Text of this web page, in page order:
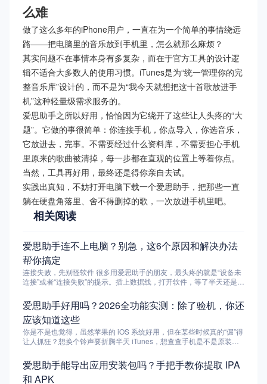
么难
做了这么多年的iPhone用户，一直在为一个简单的事情绕远
路——把电脑里的音乐放到手机里，怎么就那么麻烦？
其实问题不在事情本身有多复杂，而在于官方工具的设计逻
辑不适合大多数人的使用习惯。iTunes是为“统一管理你的完
整音乐库”设计的，而不是为“我今天就想把这十首歌放进手
机”这种轻量级需求服务的。
爱思助手之所以好用，恰恰因为它绕开了这些让人头疼的“大
题”。它做的事很简单：你连接手机，你点导入，你选音乐，
它放进去，完事。不需要经过什么资料库，不需要担心手机
里原来的歌曲被清掉，每一步都在直观的位置上等着你点。
当然，工具再好用，最终还是得你亲自去试。
实践出真知，不妨打开电脑下载一个爱思助手，把那些一直
躺在硬盘角落里、舍不得删掉的歌，一次放进手机里吧。
相关阅读
爱思助手连不上电脑？别急，这6个原因和解决办法
帮你搞定
连接失败，先别怪软件 很多用爱思助手的朋友，最头疼的就是“设备未
连接”或者“连接失败”的提示。插上数据线，打开软件，等了半天还是连
助手本身的问题。iPhone和电脑之间的连接，涉及数据线、USB口、
驱动、系统服务、手机权限等多个环节，任何一个地方出问题都可能连
不上。好消息是，这些问题基本都有办法解决。 下面这6个原因，覆盖
了95%以上的连接失败场景。你可以按顺序排查，大概率能找到问题
所在。 原因一：数据线或USB接口有问题 这听起来像是废话，但真的
是最常见的坑。 数据线的问题： 苹果的原装数据线用久了容易在接口
杂牌数据线，更要小心——很多便宜的充电线只保留了充电的两根线
芯，数据传输出厂就没做。换一根确认能传数据的线试试，最好是苹果
爱思助手好用吗？2026全功能实测：除了验机，你还
应该知道这些
你是不是也觉得，虽然苹果的 iOS 系统好用，但在某些时候真的“倔”得
让人抓狂？想换个铃声要折腾半天 iTunes，想查查手机是不是原装屏
一名用了十年 iPhone 的老果粉，我深知这种被系统“封闭性”支配的恐
惧。这时候，爱思助手就像是一个全能的私人助手，把那些藏在底层的
功能通通搬到了台面上。它不只是一个管理软件，更是很多用户与 iOS
爱思助手能导出应用安装包吗？手把手教你提取 IPA
和 APK